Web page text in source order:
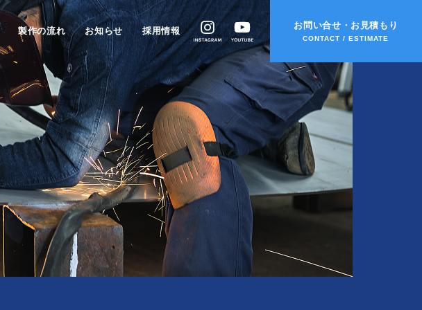
製作の流れ お知らせ 採用情報
お問い合せ・お見積もり
CONTACT / ESTIMATE